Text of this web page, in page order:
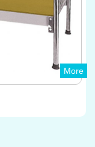
More